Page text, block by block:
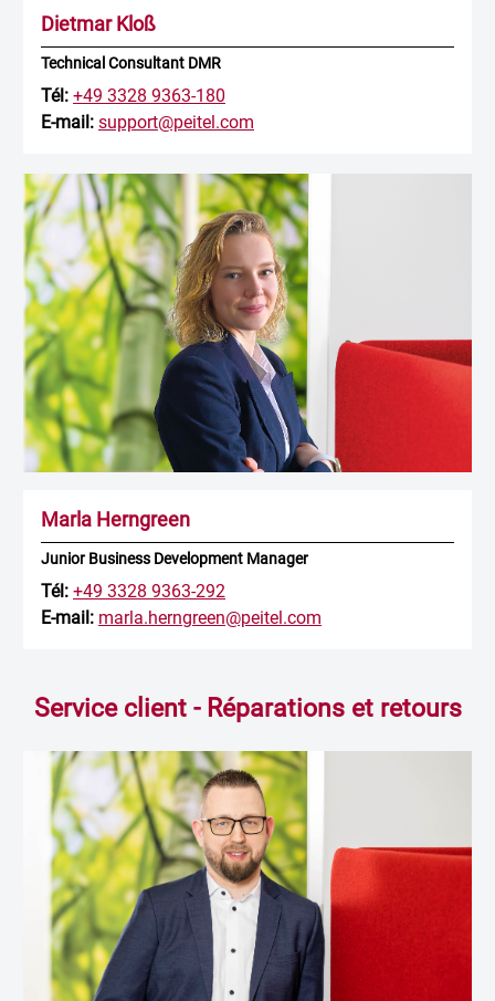
Dietmar Kloß
Technical Consultant DMR
Tél: +49 3328 9363-180
E-mail: support@peitel.com
Marla Herngreen
Junior Business Development Manager
Tél: +49 3328 9363-292
E-mail: marla.herngreen@peitel.com
Service client - Réparations et retours